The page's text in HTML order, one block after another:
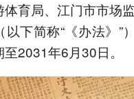
体育局、江门市市场
以下简称“《办法》
2031年6月30日。